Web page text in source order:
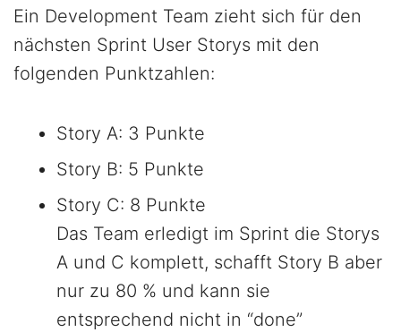
Ein Development Team zieht sich für den
nächsten Sprint User Storys mit den
folgenden Punktzahlen:
Story A: 3 Punkte
Story B: 5 Punkte
Story C: 8 Punkte
Das Team erledigt im Sprint die Storys
A und C komplett, schafft Story B aber
nur zu 80 % und kann sie
entsprechend nicht in “done”